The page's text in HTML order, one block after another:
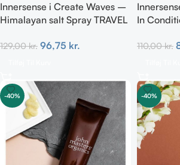
Innersense i Create Waves –
Himalayan salt Spray TRAVEL
129,00kr. 96,75 kr.
In
110,00kr.
-40% -40%